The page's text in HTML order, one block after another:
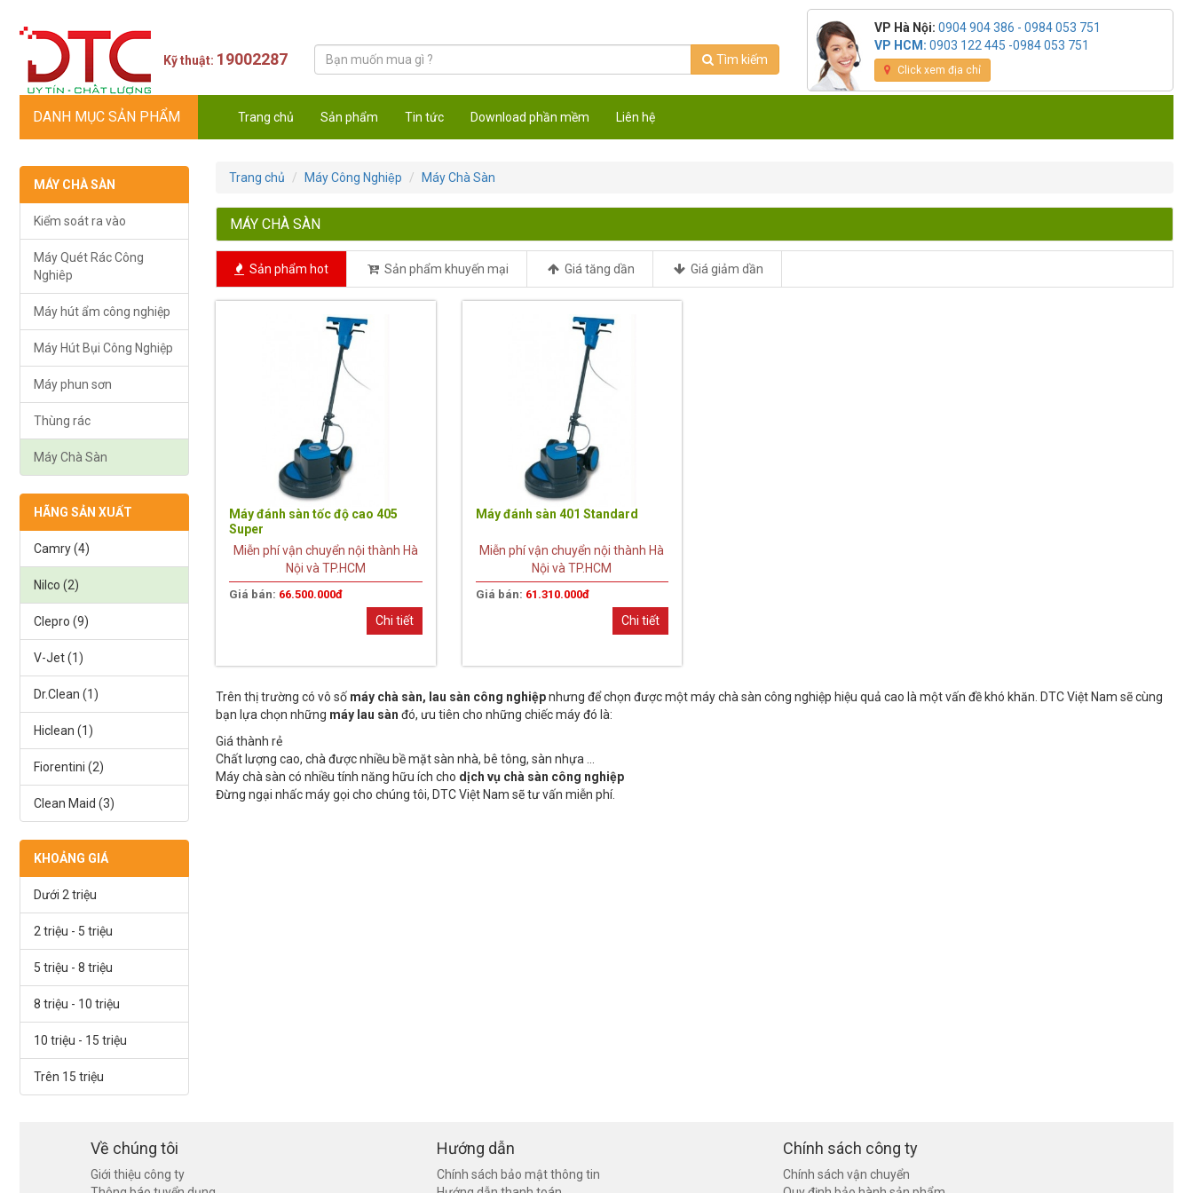
Kỹ thuật: 19002287 Tìm kiếm
VP Hà Nội: 0904 904 386 - 0984 053 751
VP HCM: 0903 122 445 -0984 053 751
Click xem địa chỉ
DANH MỤC SẢN PHẨM Trang chủ Sản phẩm Tin tức Download phần mềm Liên hệ
MÁY CHÀ SÀN
Kiểm soát ra vào
Máy Quét Rác Công
Nghiêp
Máy hút ẩm công nghiệp
Máy Hút Bụi Công Nghiệp
Máy phun sơn
Thùng rác
Máy Chà Sàn
HÃNG SẢN XUẤT
Camry (4)
Nilco (2)
Clepro (9)
V-Jet (1)
Dr.Clean (1)
Hiclean (1)
Fiorentini (2)
Clean Maid (3)
KHOẢNG GIÁ
Dưới 2 triệu
2 triệu - 5 triệu
5 triệu - 8 triệu
8 triệu - 10 triệu
10 triệu - 15 triệu
Trên 15 triệu
Trang chủ Máy Công Nghiệp Máy Chà Sàn
MÁY CHÀ SÀN
Sản phẩm hot Sản phẩm khuyến mại Giá tăng dần Giá giảm dần
Máy đánh sàn tốc độ cao 405
Super
Miễn phí vận chuyển nội thành Hà
Nội và TP.HCM
Giá bán: 66.500.000đ
Chi tiết
Máy đánh sàn 401 Standard
Miễn phí vận chuyển nội thành Hà
Nội và TP.HCM
Giá bán: 61.310.000đ
Chi tiết
Trên thị trường có vô số máy chà sàn, lau sàn công nghiệpnhưng để chọn được một máy chà sàn công nghiệp hiệu quả cao là một vấn đề khó khăn. DTC Việt Nam sẽ cùng
bạn lựa chọn những máy lau sàn đó, ưu tiên cho những chiếc máy đó là:
Giá thành rẻ
Chất lượng cao, chà được nhiều bề mặt sàn nhà, bê tông, sàn nhựa ...
Máy chà sàn có nhiều tính năng hữu ích cho dịch vụ chà sàn công nghiệp
Đừng ngại nhấc máy gọi cho chúng tôi, DTC Việt Nam sẽ tư vấn miễn phí.
Về chúng tôi
Giới thiệu công ty
Hướng dẫn
Chính sách bảo mật thông tin
Chính sách công ty
Chính sách vận chuyển